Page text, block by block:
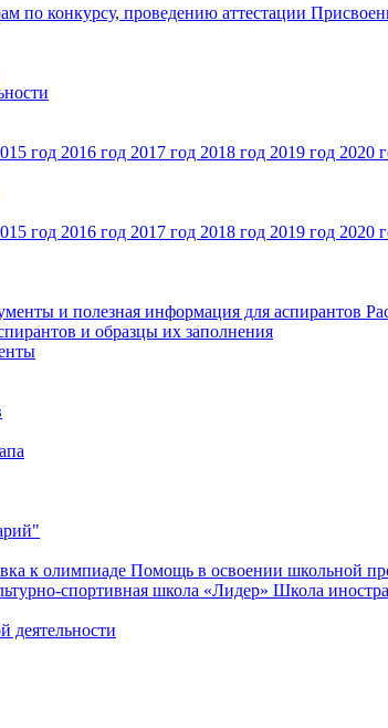
по конкурсу, проведению аттестации
год 2016 год 2017 год 2018 год 2019 год 2020
год 2016 год 2017 год 2018 год 2019 год 2020
и полезная информация для аспирантов
и образцы их заполнения
к олимпиаде Помощь в освоении школьной
спортивная школа «Лидер» Школа
деятельности